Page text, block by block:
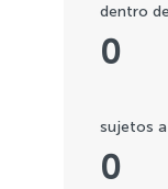
0
dentro
0
sujetos